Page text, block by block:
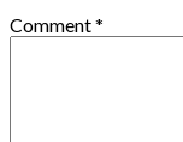
Comment*